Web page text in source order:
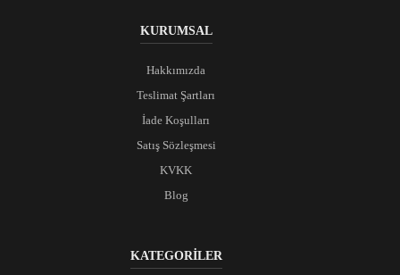
KURUMSAL
Hakkımızda
Teslimat Şartları
İade Koşulları
Satış Sözleşmesi
KVKK
Blog
KATEGORİLER